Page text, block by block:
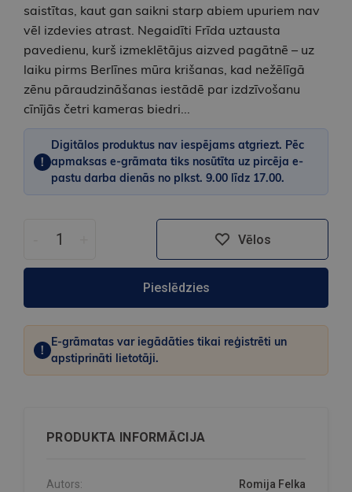
saistītas, kaut gan saikni starp abiem upuriem nav
vēl izdevies atrast. Negaidīti Frīda uztausta
pavedienu, kurš izmeklētājus aizved pagātnē – uz
laiku pirms Berlīnes mūra krišanas, kad nežēlīgā
zēnu pāraudzināšanas iestādē par izdzīvošanu
cīnījās četri kameras biedri...
!
Digitālos produktus nav iespējams atgriezt. Pēc
apmaksas e-grāmata tiks nosūtīta uz pircēja e-
pastu darba dienās no plkst. 9.00 līdz 17.00.
Vēlos
Pieslēdzies
!
E-grāmatas var iegādāties tikai reģistrēti un
apstiprināti lietotāji.
PRODUKTA INFORMĀCIJA
Autors: Romija Felka